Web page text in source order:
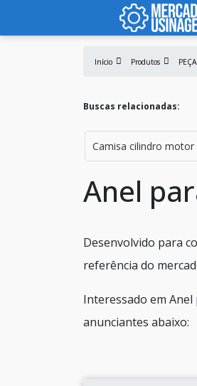
Início Produtos
Buscas relacionadas:
Camisa cilindro motor
Anel
Desenvolvido para
referência do
Interessado em
anunciantes abaixo: